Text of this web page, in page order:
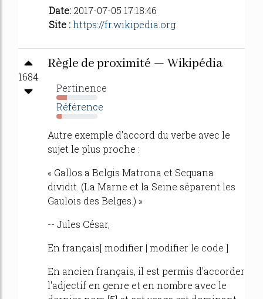
Date: 2017-07-05 17:18:46
Site :https://fr.wikipedia.org
1684
Règle de proximité — Wikipédia
Pertinence
26%
Référence
13%
Autre exemple d'accord du verbe avec le
sujet le plus proche :
« Gallos a Belgis Matrona et Sequana
dividit. (La Marne et la Seine séparent les
Gaulois des Belges.) »
-- Jules César,
En français[ modifier | modifier le code ]
En ancien français, il est permis d'accorder
l'adjectif en genre et en nombre avec le